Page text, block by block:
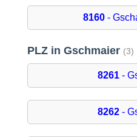
8160-
PLZ in Gschmaier (3)
8261-
8262-